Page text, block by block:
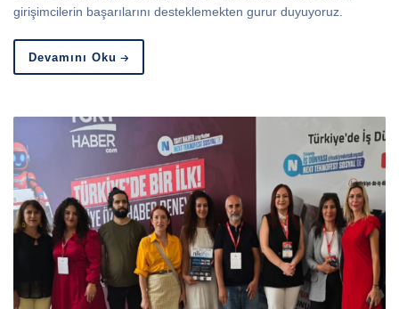
girişimcilerin başarılarını desteklemekten gurur duyuyoruz.
Devamını Oku